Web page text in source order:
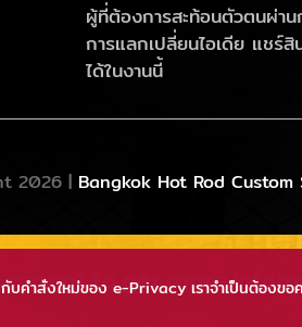
ผู้ที่ต้องการสะท้อนตัวตนผ่า
การแลกเปลี่ยนไอเดีย แชร์
ได้ในงานนี้
2026 | Bangkok Hot Rod Custom
to get more
บคำสั่งใหม่ของ e-Privacy เราจำเป็นต้อง